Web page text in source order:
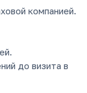
компанией.
до визита в